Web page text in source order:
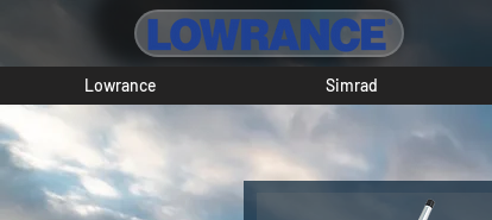
Lowrance Simrad